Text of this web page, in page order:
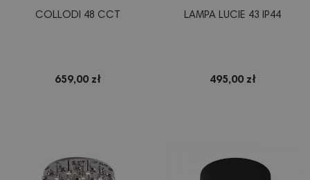
COLLODI 48 CCT
659,00 zł
LAMPA LUCIE 43 IP44
495,00 zł